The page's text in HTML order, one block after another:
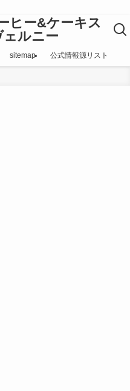
ヒー&ケーキス
ルニー
sitemap 公式情報源リスト